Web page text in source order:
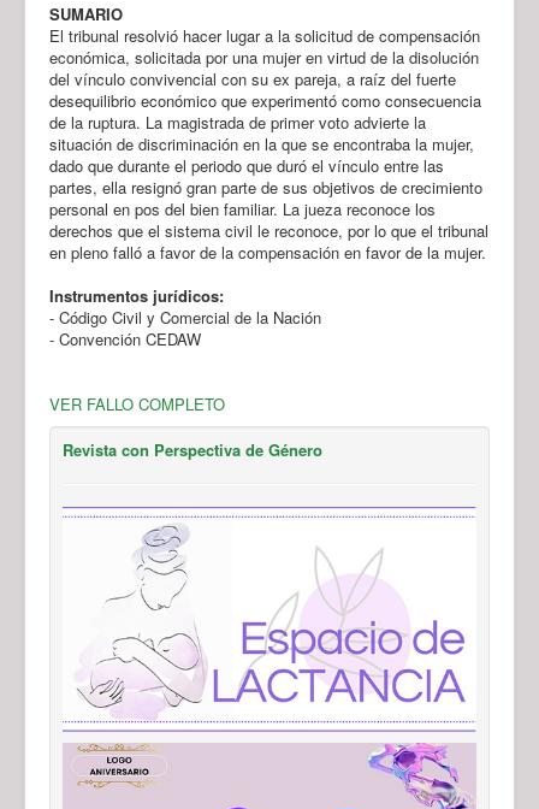
SUMARIO
El tribunal resolvió hacer lugar a la solicitud de compensación
económica, solicitada por una mujer en virtud de la disolución
del vínculo convivencial con su ex pareja, a raíz del fuerte
desequilibrio económico que experimentó como consecuencia
de la ruptura. La magistrada de primer voto advierte la
situación de discriminación en la que se encontraba la mujer,
dado que durante el periodo que duró el vínculo entre las
partes, ella resignó gran parte de sus objetivos de crecimiento
personal en pos del bien familiar. La jueza reconoce los
derechos que el sistema civil le reconoce, por lo que el tribunal
en pleno falló a favor de la compensación en favor de la mujer.
Instrumentos jurídicos:
- Código Civil y Comercial de la Nación
- Convención CEDAW
VER FALLO COMPLETO
Revista con Perspectiva de Género